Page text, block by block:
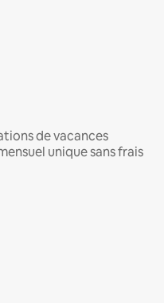
de vacances
unique sans frais